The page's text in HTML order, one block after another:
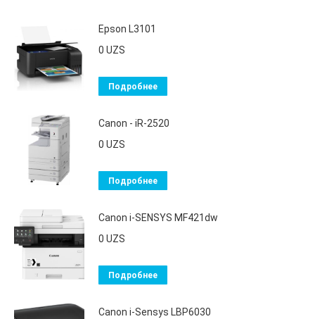
Epson L3101
0 UZS
Подробнее
Canon - iR-2520
0 UZS
Подробнее
Canon i-SENSYS MF421dw
0 UZS
Подробнее
Canon i-Sensys LBP6030